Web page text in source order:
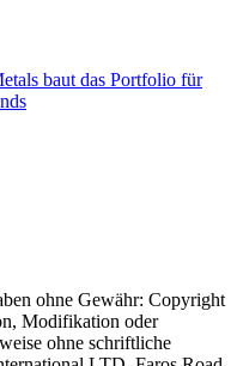
baut das Portfolio für
ohne Gewähr: Copyright
Modifikation oder
ohne schriftliche